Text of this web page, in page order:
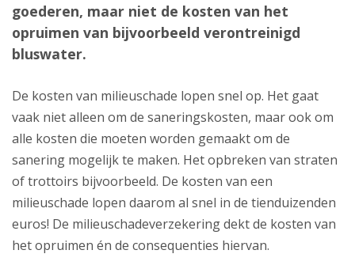
goederen, maar niet de kosten van het
opruimen van bijvoorbeeld verontreinigd
bluswater.
De kosten van milieuschade lopen snel op. Het gaat
vaak niet alleen om de saneringskosten, maar ook om
alle kosten die moeten worden gemaakt om de
sanering mogelijk te maken. Het opbreken van straten
of trottoirs bijvoorbeeld. De kosten van een
milieuschade lopen daarom al snel in de tienduizenden
euros! De milieuschadeverzekering dekt de kosten van
het opruimen én de consequenties hiervan.